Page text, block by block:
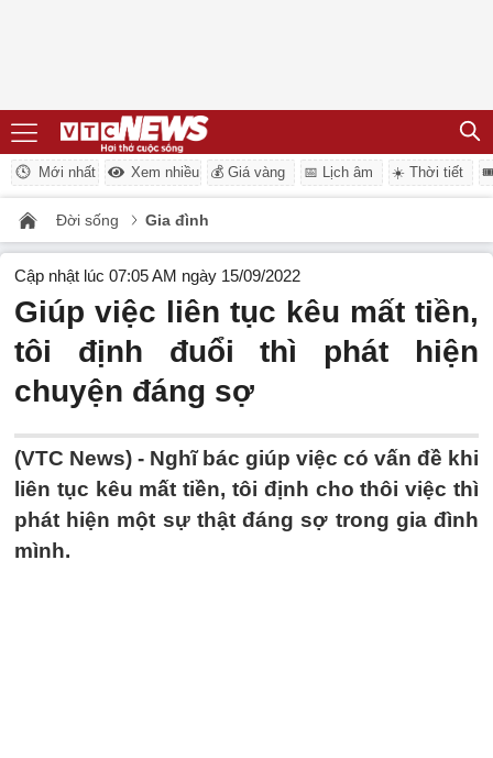
Mới nhất Xem nhiều 💰 Giá vàng 📅 Lịch âm ☀️ Thời tiết
Đời sống Gia đình
Cập nhật lúc 07:05 AM ngày 15/09/2022
Giúp việc liên tục kêu mất tiền,
tôi định đuổi thì phát hiện
chuyện đáng sợ
(VTC News) - Nghĩ bác giúp việc có vấn đề khi
liên tục kêu mất tiền, tôi định cho thôi việc thì
phát hiện một sự thật đáng sợ trong gia đình
mình.